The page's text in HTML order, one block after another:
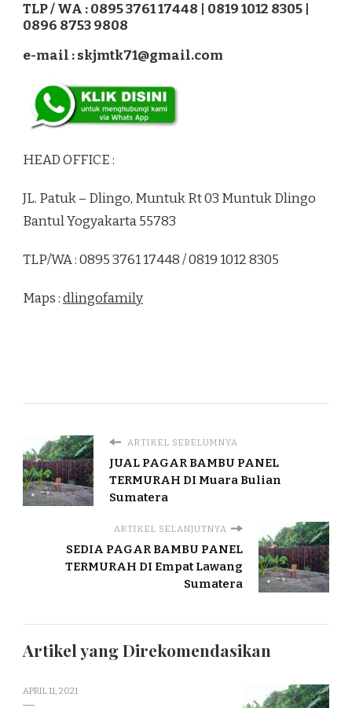
TLP / WA : 0895 3761 17448 | 0819 1012 8305 |
0896 8753 9808
e-mail : skjmtk71@gmail.com
HEAD OFFICE :
JL. Patuk – Dlingo, Muntuk Rt 03 Muntuk Dlingo
Bantul Yogyakarta 55783
TLP/WA : 0895 3761 17448 / 0819 1012 8305
Maps :dlingofamily
ARTIKEL SEBELUMNYA
JUAL PAGAR BAMBU PANEL
TERMURAH DI Muara Bulian
Sumatera
ARTIKEL SELANJUTNYA
SEDIA PAGAR BAMBU PANEL
TERMURAH DI Empat Lawang
Sumatera
Artikel yang Direkomendasikan
APRIL 11, 2021